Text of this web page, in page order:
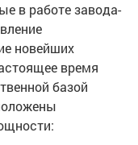
в работе завода-
новейших
время
базой